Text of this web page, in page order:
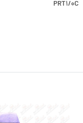
PRT1/0C